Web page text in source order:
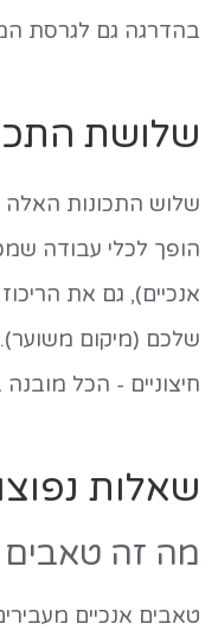
בהדרגה גם לגרסת
שלושת
הופך לכלי עבודה
אנכיים), גם את
שלכם (מיקום
חיצוניים - הכל
שאלות
מה זה טאבים
טאבים אנכיים